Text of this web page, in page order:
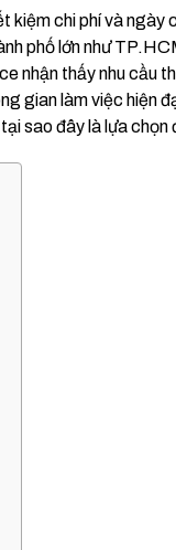
kiệm chi phí và
phố lớn như
nhận thấy nhu cầu
gian làm việc hiện
sao đây là lựa chọn